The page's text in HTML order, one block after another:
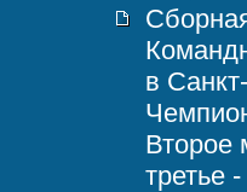
в
Второе
третье